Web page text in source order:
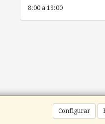
Configurar
8:00 a 19:00